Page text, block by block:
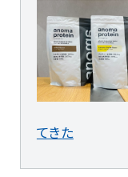
てきた